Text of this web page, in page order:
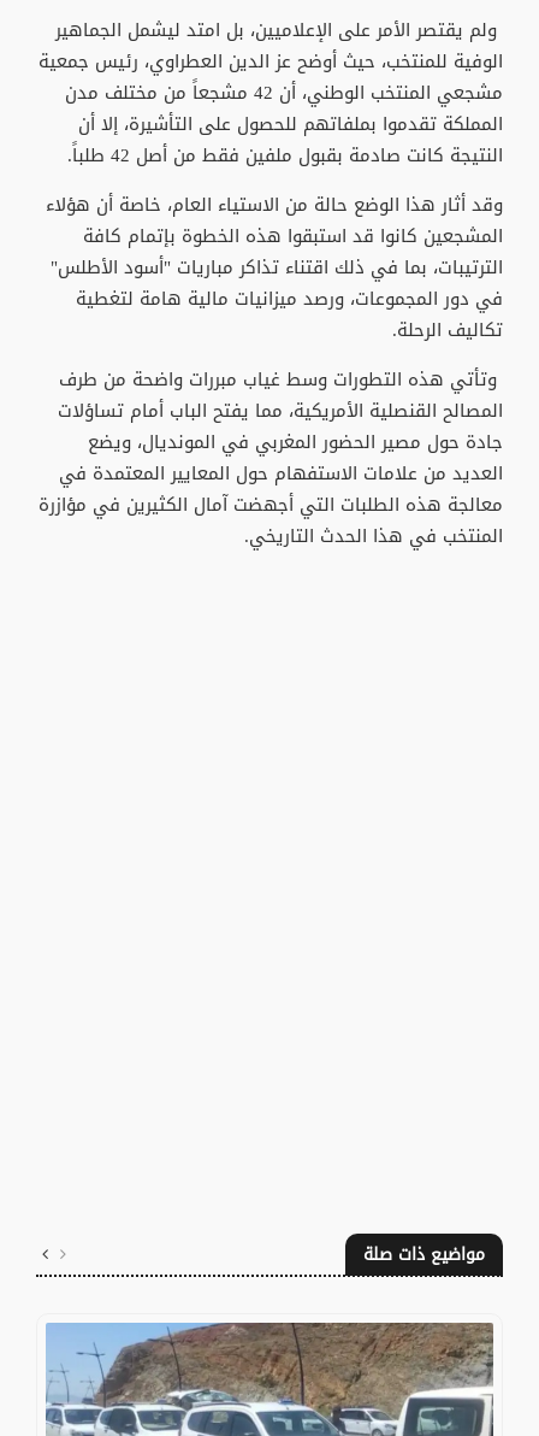
ولم يقتصر الأمر على الإعلاميين، بل امتد ليشمل الجماهير
الوفية للمنتخب، حيث أوضح عز الدين العطراوي، رئيس جمعية
مشجعي المنتخب الوطني، أن 42 مشجعاً من مختلف مدن
المملكة تقدموا بملفاتهم للحصول على التأشيرة، إلا أن
النتيجة كانت صادمة بقبول ملفين فقط من أصل 42 طلباً.
وقد أثار هذا الوضع حالة من الاستياء العام، خاصة أن هؤلاء
المشجعين كانوا قد استبقوا هذه الخطوة بإتمام كافة
الترتيبات، بما في ذلك اقتناء تذاكر مباريات "أسود الأطلس"
في دور المجموعات، ورصد ميزانيات مالية هامة لتغطية
تكاليف الرحلة.
وتأتي هذه التطورات وسط غياب مبررات واضحة من طرف
المصالح القنصلية الأمريكية، مما يفتح الباب أمام تساؤلات
جادة حول مصير الحضور المغربي في المونديال، ويضع
العديد من علامات الاستفهام حول المعايير المعتمدة في
معالجة هذه الطلبات التي أجهضت آمال الكثيرين في مؤازرة
المنتخب في هذا الحدث التاريخي.
مواضيع ذات صلة